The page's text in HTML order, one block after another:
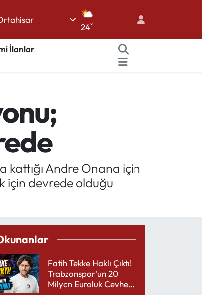
24°
İlanlar
kattığı Andre Onana için
için devrede olduğu
Fatih Tekke Haklı Çıktı!
Trabzonspor'un 20
Milyon Euroluk Cevheri